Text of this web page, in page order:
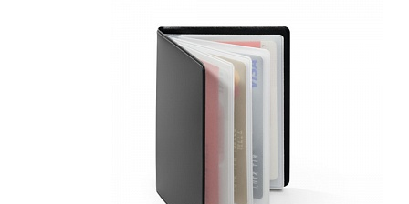
Мы рекомендуем